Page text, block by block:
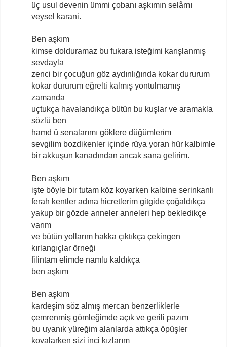
üç usul devenin ümmi çobanı aşkımın selâmı
veysel karani.
Ben aşkım
kimse dolduramaz bu fukara isteğimi karışlanmış
sevdayla
zenci bir çocuğun göz aydınlığında kokar dururum
kokar dururum eğrelti kalmış yontulmamış
zamanda
uçtukça havalandıkça bütün bu kuşlar ve aramakla
sözlü ben
hamd ü senalarımı göklere düğümlerim
sevgilim bozdikenler içinde rüya yoran hür kalbimle
bir akkuşun kanadından ancak sana gelirim.
Ben aşkım
işte böyle bir tutam köz koyarken kalbine serinkanlı
ferah kentler adına hicretlerim gitgide çoğaldıkça
yakup bir gözde anneler anneleri hep bekledikçe
varım
ve bütün yollarım hakka çıktıkça çekingen
kırlangıçlar örneği
filintam elimde namlu kaldıkça
ben aşkım
Ben aşkım
kardeşim söz almış mercan benzerliklerle
çemrenmiş gömleğimde açık ve gerili pazım
bu uyanık yüreğim alanlarda attıkça öpüşler
kovalarken sizi inci kızlarım